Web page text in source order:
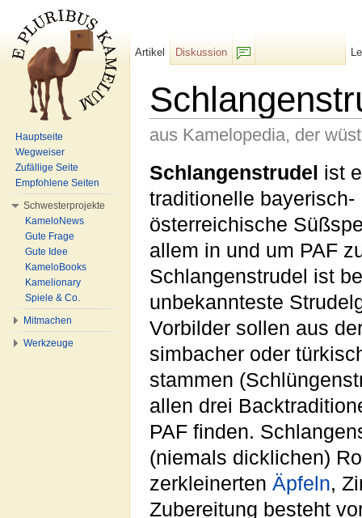
aus Kamelopedia, der
Schlangenstrudel ist
traditionelle bayerisch-
österreichische
allem in und um PAF
Schlangenstrudel ist
unbekannteste
Vorbilder sollen aus
simbacher oder
stammen
allen drei
PAF finden.
(niemals dicklichen)
zerkleinerten Äpfeln,
Zubereitung besteht
Artikel
Diskussion
Hauptseite
Wegweiser
Zufällige Seite
Empfohlene Seiten
Schwesterprojekte
KameloNews
Gute Frage
Gute Idee
KameloBooks
Kamelionary
Spiele & Co.
Mitmachen
Werkzeuge